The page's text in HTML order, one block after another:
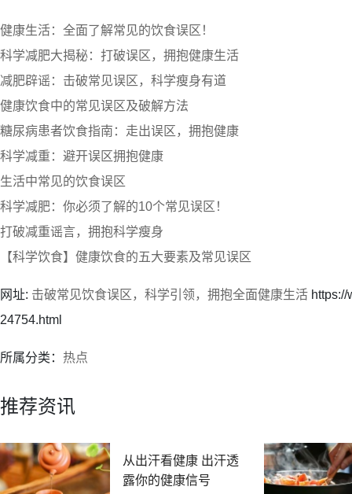
健康生活：全面了解常见的饮食误区！
科学减肥大揭秘：打破误区，拥抱健康生活
减肥辟谣：击破常见误区，科学瘦身有道
健康饮食中的常见误区及破解方法
糖尿病患者饮食指南：走出误区，拥抱健康
科学减重：避开误区拥抱健康
生活中常见的饮食误区
科学减肥：你必须了解的10个常见误区！
打破减重谣言，拥抱科学瘦身
【科学饮食】健康饮食的五大要素及常见误区
网址: 击破常见饮食误区，科学引领，拥抱全面健康生活
24754.html
所属分类： 热点
推荐资讯
从出汗看健康 出汗透
露你的健康信号